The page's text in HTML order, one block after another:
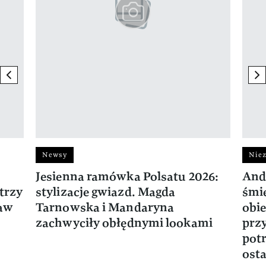
previous element
Newsy
Jesienna ramówka Polsatu 2026:
stylizacje gwiazd. Magda
Tarnowska i Mandaryna
zachwyciły obłędnymi lookami